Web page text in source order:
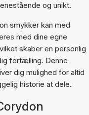
og unikt.
smykker kan med
med dine egne
skaber en personlig
fortælling. Denne
dig mulighed for altid
historie at dele.